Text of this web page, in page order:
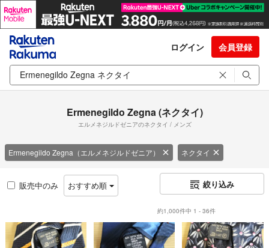
ログイン 会員登録
Ermenegildo Zegna (ネクタイ)
エルメネジルドゼニアのネクタイ / メンズ
Ermenegildo Zegna（エルメネジルドゼニア） ネクタイ
販売中のみ おすすめ順 絞り込み
約1,000件中 1 - 36件